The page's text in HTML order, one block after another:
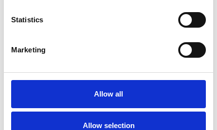
Statistics
Marketing
Allow all
Allow selection
La Škoda avvia la produzione del suo SUV Peaq
Repubblica Ceca